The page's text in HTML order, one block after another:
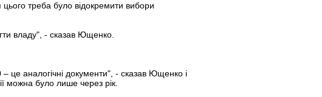
треба було відокремити вибори
владу", - сказав Ющенко.
це аналогічні документи", - сказав Ющенко і
можна було лише через рік.